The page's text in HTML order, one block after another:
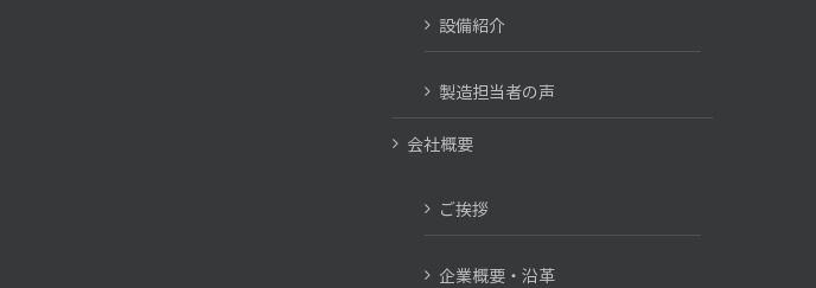
設備紹介
製造担当者の声
会社概要
ご挨拶
企業概要・沿革